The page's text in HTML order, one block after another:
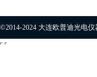
©2014-2024 大连欧普迪光电仪